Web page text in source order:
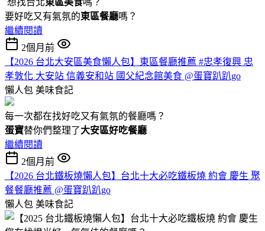
要好吃又有氣氛的東區餐廳嗎？
繼續閱讀
2個月前
【2026 台北大安區美食懶人包】東區餐廳推薦 #忠孝復興 忠
孝敦化 大安站 信義安和站 國父紀念館美食 @蛋寶趴趴go
懶人包 美味食記
每一次都在找好吃又有氣氛的餐廳嗎？
蛋寶替你們整理了大安區好吃餐廳
繼續閱讀
2個月前
【2026 台北鐵板燒懶人包】台北十大必吃鐵板燒 約會 慶生 聚
餐餐廳推薦 @蛋寶趴趴go
懶人包 美味食記